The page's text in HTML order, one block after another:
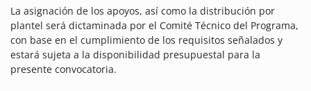
La asignación de los apoyos, así como la distribución por
plantel será dictaminada por el Comité Técnico del Programa,
con base en el cumplimiento de los requisitos señalados y
estará sujeta a la disponibilidad presupuestal para la
presente convocatoria.